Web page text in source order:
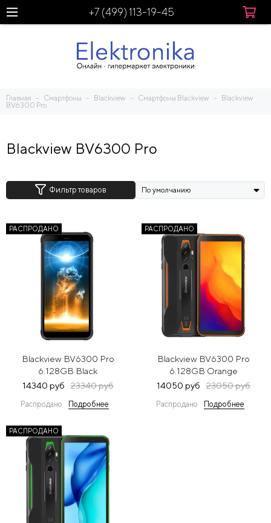
+7 (499) 113-19-45
Главная Смартфоны Blackview Смартфоны Blackview
Blackview
BV6300 Pro
Blackview BV6300 Pro
Фильтр товаров
РАСПРОДАНО
Blackview BV6300 Pro
6.128GB Black
14340 руб
23340 руб
Распродано Подробнее
РАСПРОДАНО
Blackview BV6300 Pro
6.128GB Orange
14050 руб
23050 руб
Распродано Подробнее
РАСПРОДАНО